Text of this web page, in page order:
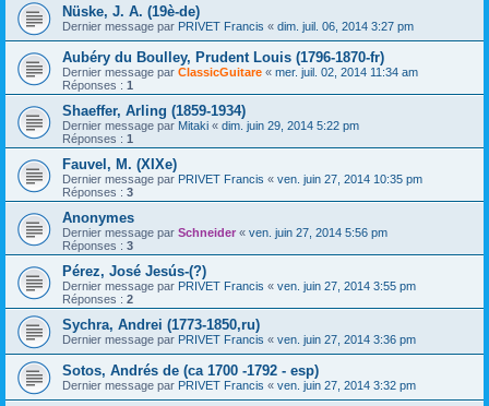
Nüske, J. A. (19è-de)
Dernier message par PRIVET Francis « dim. juil. 06, 2014 3:27 pm
Aubéry du Boulley, Prudent Louis (1796-1870-fr)
Dernier message par ClassicGuitare « mer. juil. 02, 2014 11:34 am
Réponses : 1
Shaeffer, Arling (1859-1934)
Dernier message par Mitaki « dim. juin 29, 2014 5:22 pm
Réponses : 1
Fauvel, M. (XIXe)
Dernier message par PRIVET Francis « ven. juin 27, 2014 10:35 pm
Réponses : 3
Anonymes
Dernier message par Schneider « ven. juin 27, 2014 5:56 pm
Réponses : 3
Pérez, José Jesús-(?)
Dernier message par PRIVET Francis « ven. juin 27, 2014 3:55 pm
Réponses : 2
Sychra, Andrei (1773-1850,ru)
Dernier message par PRIVET Francis « ven. juin 27, 2014 3:36 pm
Sotos, Andrés de (ca 1700 -1792 - esp)
Dernier message par PRIVET Francis « ven. juin 27, 2014 3:32 pm